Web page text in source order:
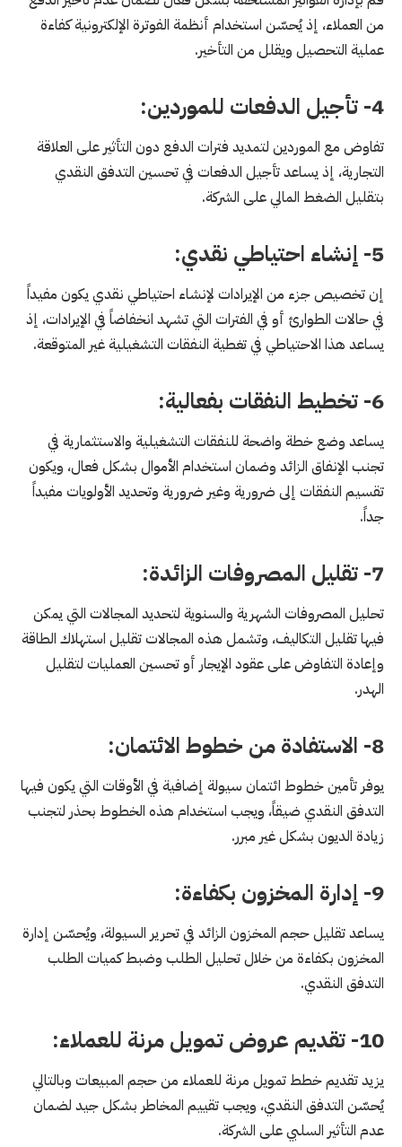
من العملاء، إذ يُحسّن استخدام أنظمة الفوترة الإلكترونية كفاءة
عملية التحصيل ويقلل من التأخير.
4- تأجيل الدفعات للموردين:
تفاوض مع الموردين لتمديد فترات الدفع دون التأثير على العلاقة
التجارية، إذ يساعد تأجيل الدفعات في تحسين التدفق النقدي
بتقليل الضغط المالي على الشركة.
5- إنشاء احتياطي نقدي:
إن تخصيص جزء من الإيرادات لإنشاء احتياطي نقدي يكون مفيداً
في حالات الطوارئ أو في الفترات التي تشهد انخفاضاً في الإيرادات، إذ
يساعد هذا الاحتياطي في تغطية النفقات التشغيلية غير المتوقعة.
6- تخطيط النفقات بفعالية:
يساعد وضع خطة واضحة للنفقات التشغيلية والاستثمارية في
تجنب الإنفاق الزائد وضمان استخدام الأموال بشكل فعال، ويكون
تقسيم النفقات إلى ضرورية وغير ضرورية وتحديد الأولويات مفيداً
جداً.
7- تقليل المصروفات الزائدة:
تحليل المصروفات الشهرية والسنوية لتحديد المجالات التي يمكن
فيها تقليل التكاليف، وتشمل هذه المجالات تقليل استهلاك الطاقة
وإعادة التفاوض على عقود الإيجار أو تحسين العمليات لتقليل
الهدر.
8- الاستفادة من خطوط الائتمان:
يوفر تأمين خطوط ائتمان سيولة إضافية في الأوقات التي يكون فيها
التدفق النقدي ضيقاً، ويجب استخدام هذه الخطوط بحذر لتجنب
زيادة الديون بشكل غير مبرر.
9- إدارة المخزون بكفاءة:
يساعد تقليل حجم المخزون الزائد في تحرير السيولة، ويُحسّن إدارة
المخزون بكفاءة من خلال تحليل الطلب وضبط كميات الطلب
التدفق النقدي.
10- تقديم عروض تمويل مرنة للعملاء:
يزيد تقديم خطط تمويل مرنة للعملاء من حجم المبيعات وبالتالي
يُحسّن التدفق النقدي، ويجب تقييم المخاطر بشكل جيد لضمان
عدم التأثير السلبي على الشركة.